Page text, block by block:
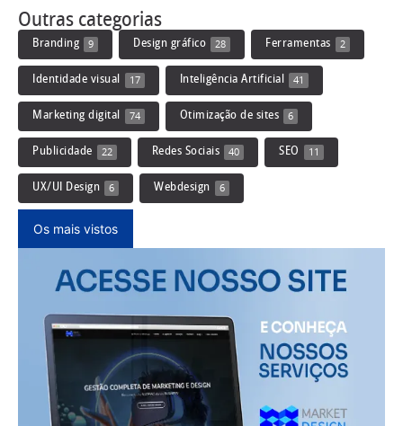
Outras categorias
Branding 9 Design gráfico 28 Ferramentas 2
Identidade visual 17 Inteligência Artificial 41
Marketing digital 74 Otimização de sites 6
Publicidade 22 Redes Sociais 40 SEO 11
UX/UI Design 6 Webdesign 6
Os mais vistos